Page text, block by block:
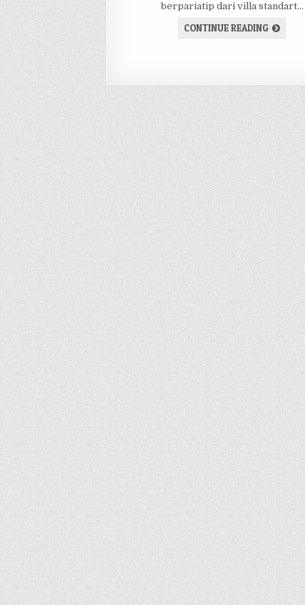
berpariatip dari villa standart…
CONTINUE READINGVILLA